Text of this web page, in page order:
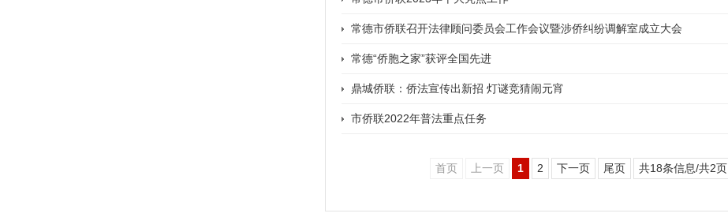
常德市侨联召开法律顾问委员会工作会议暨涉侨纠纷调解室成立大会
常德“侨胞之家”获评全国先进
鼎城侨联：侨法宣传出新招 灯谜竞猜闹元宵
市侨联2022年普法重点任务
首页 上一页 1 2 下一页 尾页 共18条信息/共2页